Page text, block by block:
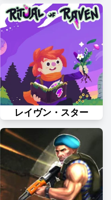
レイヴン・スター